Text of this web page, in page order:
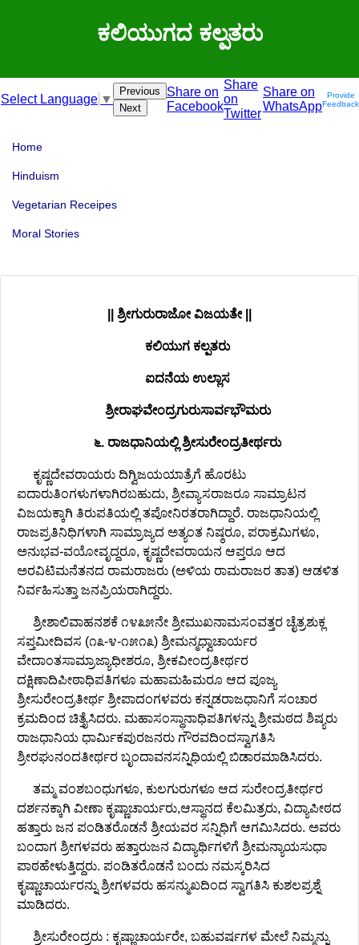
ಕಲಿಯುಗದ ಕಲ್ಪತರು
Select Language ▼
Previous
Next
Share on
Facebook
Share
on
Twitter
Share on
WhatsApp
Provide
Feedback
Home
Hinduism
Vegetarian Receipes
Moral Stories
|| ಶ್ರೀಗುರುರಾಜೋ ವಿಜಯತೇ ||
ಕಲಿಯುಗ ಕಲ್ಪತರು
ಐದನೆಯ ಉಲ್ಲಾಸ
ಶ್ರೀರಾಘವೇಂದ್ರಗುರುಸಾರ್ವಭೌಮರು
೬. ರಾಜಧಾನಿಯಲ್ಲಿ ಶ್ರೀಸುರೇಂದ್ರತೀರ್ಥರು
ಕೃಷ್ಣದೇವರಾಯರು ದಿಗ್ವಿಜಯಯಾತ್ರೆಗೆ ಹೊರಟು
ಐದಾರುತಿಂಗಳುಗಳಾಗಿರಬಹುದು, ಶ್ರೀವ್ಯಾಸರಾಜರೂ ಸಾಮ್ರಾಟನ
ವಿಜಯಕ್ಕಾಗಿ ತಿರುಪತಿಯಲ್ಲಿ ತಪೋನಿರತರಾಗಿದ್ದಾರೆ. ರಾಜಧಾನಿಯಲ್ಲಿ
ರಾಜಪ್ರತಿನಿಧಿಗಳಾಗಿ ಸಾಮ್ರಾಜ್ಯದ ಅತ್ಯಂತ ನಿಷ್ಠರೂ, ಪರಾಕ್ರಮಿಗಳೂ,
ಅನುಭವ-ವಯೋವೃದ್ದರೂ, ಕೃಷ್ಣದೇವರಾಯನ ಆಪ್ತರೂ ಆದ
ಅರವಿಟಿಮನೆತನದ ರಾಮರಾಜರು (ಅಳಿಯ ರಾಮರಾಜರ ತಾತ) ಆಡಳಿತ
ನಿರ್ವಹಿಸುತ್ತಾ ಜನಪ್ರಿಯರಾಗಿದ್ದರು.
ಶ್ರೀಶಾಲಿವಾಹನಶಕೆ ೧೪೩೫ನೇ ಶ್ರೀಮುಖನಾಮಸಂವತ್ತರ ಚೈತ್ರಶುಕ್ಲ
ಸಪ್ತಮೀದಿವಸ (೧೩-೪-೧೫೧೩) ಶ್ರೀಮನ್ಮಧ್ವಾಚಾರ್ಯರ
ವೇದಾಂತಸಾಮ್ರಾಜ್ಯಾಧೀಶರೂ, ಶ್ರೀಕವೀಂದ್ರತೀರ್ಥರ
ದಕ್ಷಿಣಾದಿಪೀಠಾಧಿಪತಿಗಳೂ ಮಹಾಮಹಿಮರೂ ಆದ ಪೂಜ್ಯ
ಶ್ರೀಸುರೇಂದ್ರತೀರ್ಥ ಶ್ರೀಪಾದಂಗಳವರು ಕನ್ನಡರಾಜಧಾನಿಗೆ ಸಂಚಾರ
ಕ್ರಮದಿಂದ ಚಿತ್ತೈಸಿದರು. ಮಹಾಸಂಸ್ಥಾನಾಧಿಪತಿಗಳನ್ನು ಶ್ರೀಮಠದ ಶಿಷ್ಯರು
ರಾಜಧಾನಿಯ ಧಾರ್ಮಿಕಪುರಜನರು ಗೌರವದಿಂದಸ್ವಾಗತಿಸಿ
ಶ್ರೀರಘುನಂದತೀರ್ಥರ ಬೃಂದಾವನಸನ್ನಿಧಿಯಲ್ಲಿ ಬಿಡಾರಮಾಡಿಸಿದರು.
ತಮ್ಮ ವಂಶಬಂಧುಗಳೂ, ಕುಲಗುರುಗಳೂ ಆದ ಸುರೇಂದ್ರತೀರ್ಥರ
ದರ್ಶನಕ್ಕಾಗಿ ವೀಣಾ ಕೃಷ್ಣಾಚಾರ್ಯರು,ಆಸ್ಥಾನದ ಕೆಲಮಿತ್ರರು, ವಿದ್ಯಾಪೀಠದ
ಹತ್ತಾರು ಜನ ಪಂಡಿತರೊಡನೆ ಶ್ರೀಯವರ ಸನ್ನಿಧಿಗೆ ಆಗಮಿಸಿದರು. ಅವರು
ಬಂದಾಗ ಶ್ರೀಗಳವರು ಹತ್ತಾರುಜನ ವಿದ್ಯಾರ್ಥಿಗಳಿಗೆ ಶ್ರೀಮನ್ಯಾಯಸುಧಾ
ಪಾಠಹೇಳುತ್ತಿದ್ದರು. ಪಂಡಿತರೊಡನೆ ಬಂದು ನಮಸ್ಕರಿಸಿದ
ಕೃಷ್ಣಾಚಾರ್ಯರನ್ನು ಶ್ರೀಗಳವರು ಹಸನ್ಮುಖದಿಂದ ಸ್ವಾಗತಿಸಿ ಕುಶಲಪ್ರಶ್ನೆ
ಮಾಡಿದರು.
ಶ್ರೀಸುರೇಂದ್ರರು : ಕೃಷ್ಣಾಚಾರ್ಯರೇ, ಬಹುವರ್ಷಗಳ ಮೇಲೆ ನಿಮ್ಮನ್ನು